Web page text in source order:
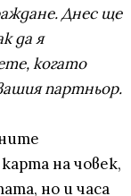
Днес ще
да я
когато
партньор.
на човек,
но и часа